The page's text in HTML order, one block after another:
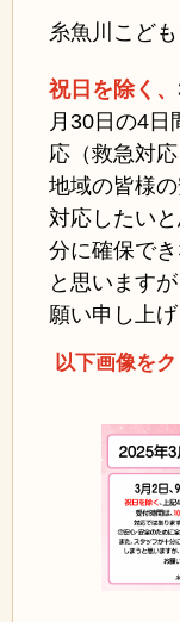
糸魚川こど
祝日を除く、
月30日の4日
応（救急対
地域の皆様
対応したい
分に確保で
と思います
願い申し上げ
以下画像を